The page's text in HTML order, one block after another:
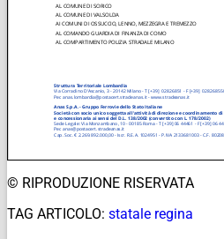
© RIPRODUZIONE RISERVATA
TAG ARTICOLO: statale regina